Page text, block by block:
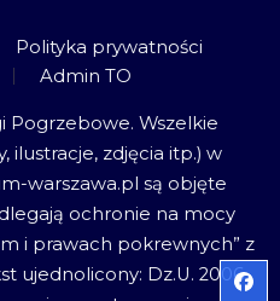
Polityka prywatności
Admin TO
Pogrzebowe. Wszelkie
ilustracje, zdjęcia itp.) w
warszawa.pl są objęte
ochronie na mocy
i prawach pokrewnych” z
ujednolicony: Dz.U. 2006